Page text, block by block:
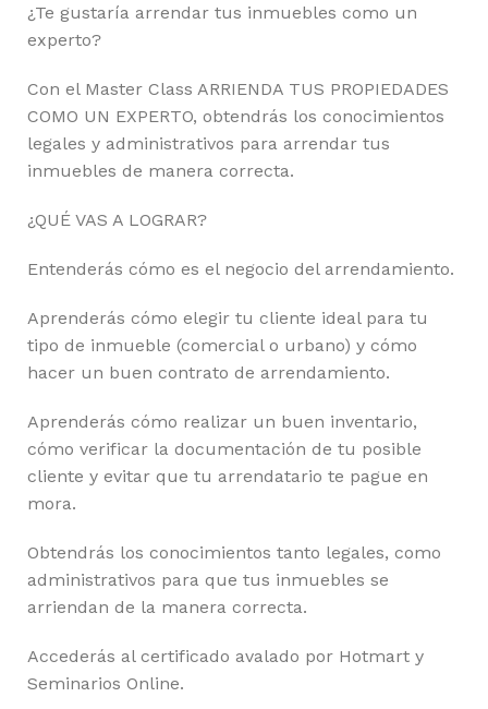
¿Te gustaría arrendar tus inmuebles como un
experto?
Con el Master Class ARRIENDA TUS PROPIEDADES
COMO UN EXPERTO, obtendrás los conocimientos
legales y administrativos para arrendar tus
inmuebles de manera correcta.
¿QUÉ VAS A LOGRAR?
Entenderás cómo es el negocio del arrendamiento.
Aprenderás cómo elegir tu cliente ideal para tu
tipo de inmueble (comercial o urbano) y cómo
hacer un buen contrato de arrendamiento.
Aprenderás cómo realizar un buen inventario,
cómo verificar la documentación de tu posible
cliente y evitar que tu arrendatario te pague en
mora.
Obtendrás los conocimientos tanto legales, como
administrativos para que tus inmuebles se
arriendan de la manera correcta.
Accederás al certificado avalado por Hotmart y
Seminarios Online.